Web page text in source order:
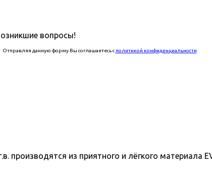
вопросы!
Отправляя данную форму Вы соглашаетесь с политикой конфиденциальности
производятся из приятного и лёгкого материала